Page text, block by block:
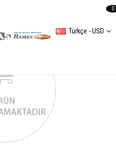
Türkçe - USD
0